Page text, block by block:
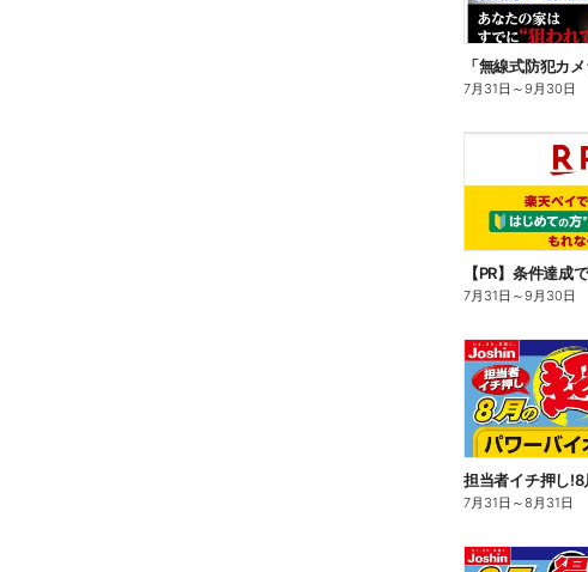
7月31日 ～9月30日
7月31日 ～9月30日
担当者イチ押し!8
7月31日 ～8月31日